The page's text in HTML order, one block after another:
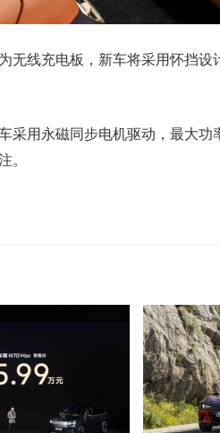
无线充电板，新车将采用怀挡
采用永磁同步电机驱动，最大功
。